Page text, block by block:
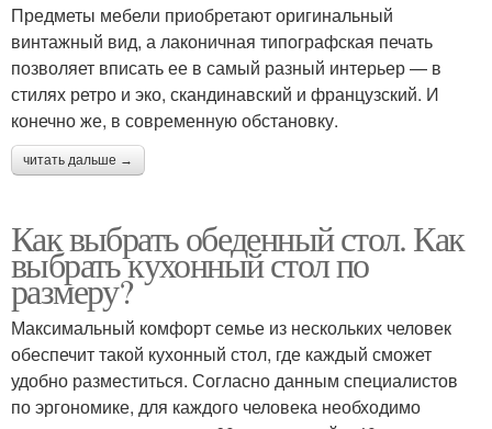
Предметы мебели приобретают оригинальный
винтажный вид, а лаконичная типографская печать
позволяет вписать ее в самый разный интерьер — в
стилях ретро и эко, скандинавский и французский. И
конечно же, в современную обстановку.
читать дальше →
Как выбрать обеденный стол. Как
выбрать кухонный стол по
размеру?
Максимальный комфорт семье из нескольких человек
обеспечит такой кухонный стол, где каждый сможет
удобно разместиться. Согласно данным специалистов
по эргономике, для каждого человека необходимо